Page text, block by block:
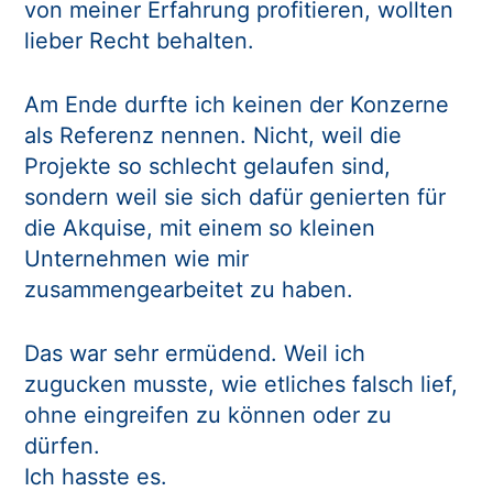
von meiner Erfahrung profitieren, wollten
lieber Recht behalten.
Am Ende durfte ich keinen der Konzerne
als Referenz nennen. Nicht, weil die
Projekte so schlecht gelaufen sind,
sondern weil sie sich dafür genierten für
die Akquise, mit einem so kleinen
Unternehmen wie mir
zusammengearbeitet zu haben.
Das war sehr ermüdend. Weil ich
zugucken musste, wie etliches falsch lief,
ohne eingreifen zu können oder zu
dürfen.
Ich hasste es.